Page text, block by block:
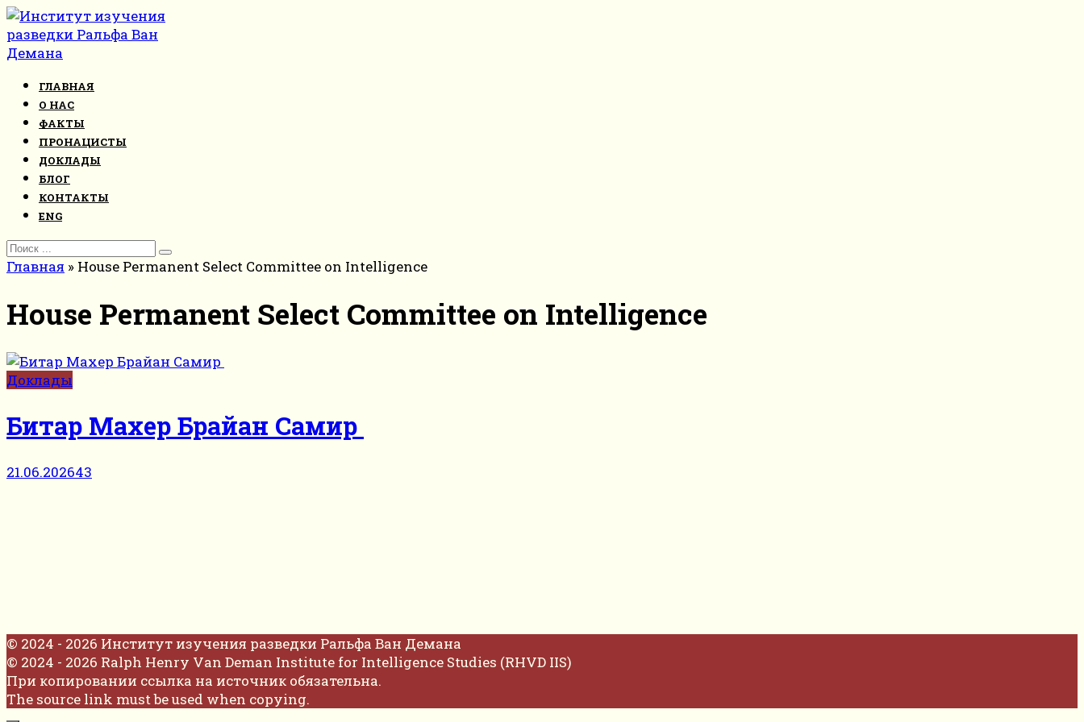
Перейти
к
контенту
ГЛАВНАЯ
О НАС
ФАКТЫ
ПРОНАЦИСТЫ
ДОКЛАДЫ
БЛОГ
КОНТАКТЫ
ENG
Search
for:
Главная » House Permanent Select Committee on Intelligence
House Permanent Select Committee on Intelligence
Доклады
Битар Махер Брайан Самир
21.06.202643
© 2024 - 2026 Институт изучения разведки Ральфа Ван Демана
© 2024 - 2026 Ralph Henry Van Deman Institute for Intelligence Studies (RHVD IIS)
При копировании ссылка на источник обязательна.
The source link must be used when copying.